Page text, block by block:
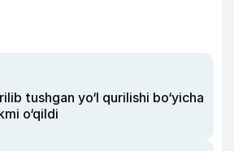
tushgan yo‘l qurilishi bo‘yicha
o‘qildi